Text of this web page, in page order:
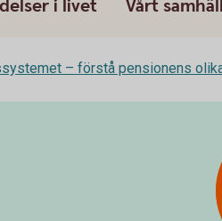
i livet Vårt
– förstå pensionens